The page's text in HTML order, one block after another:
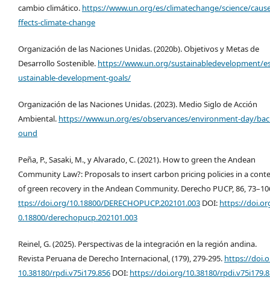
cambio climático. https://www.un.org/es/climatechange/science/
ffects-climate-change
Organización de las Naciones Unidas. (2020b). Objetivos y Metas de
Desarrollo Sostenible. https://www.un.org/sustainabledevelopment/
ustainable-development-goals/
Organización de las Naciones Unidas. (2023). Medio Siglo de Acción
Ambiental. https://www.un.org/es/observances/environment-day/
ound
Peña, P., Sasaki, M., y Alvarado, C. (2021). How to green the Andean
Community Law?: Proposals to insert carbon pricing policies in a
of green recovery in the Andean Community. Derecho PUCP, 86,
ttps://doi.org/10.18800/DERECHOPUCP.202101.003 DOI: https://
0.18800/derechopucp.202101.003
Reinel, G. (2025). Perspectivas de la integración en la región andina.
Revista Peruana de Derecho Internacional, (179), 279-295. https://
10.38180/rpdi.v75i179.856 DOI: https://doi.org/10.38180/